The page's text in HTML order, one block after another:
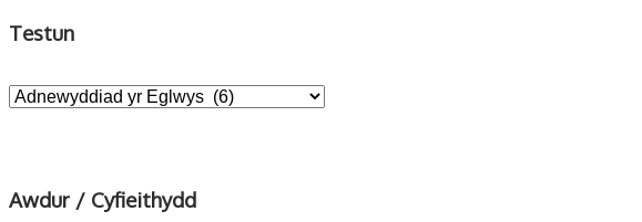
Testun
Awdur / Cyfieithydd